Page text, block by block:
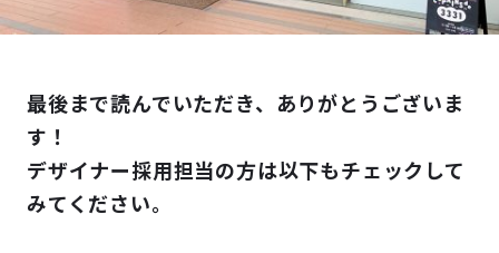
最後まで読んでいただき、ありがとうございま
す！
デザイナー採用担当の方は以下もチェックして
みてください。